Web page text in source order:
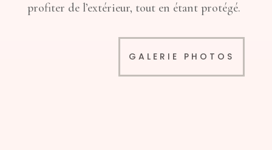
profiter de l’extérieur, tout en étant protégé.
GALERIE PHOTOS